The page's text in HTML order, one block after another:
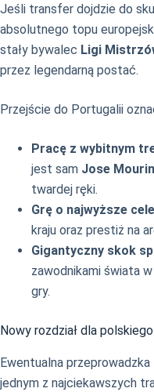
Jeśli transfer dojdzie do
absolutnego topu
stały bywalec Ligi
przez legendarną postać.
Przejście do Portugalii
Pracę z wybitnym
jest sam Jose
twardej ręki.
Grę o najwyższe
kraju oraz prestiż na
Gigantyczny skok
zawodnikami świata
gry.
Nowy rozdział dla
Ewentualna przeprowadzka
jednym z najciekawszych